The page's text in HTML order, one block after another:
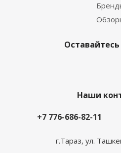
Оставайтесь
Наши
+7 776-686-82-11
г.Тараз, ул.